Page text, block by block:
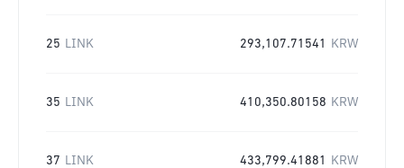
25 LINK 293,107.71541 KRW
35 LINK 410,350.80158 KRW
37 LINK 433,799.41881 KRW